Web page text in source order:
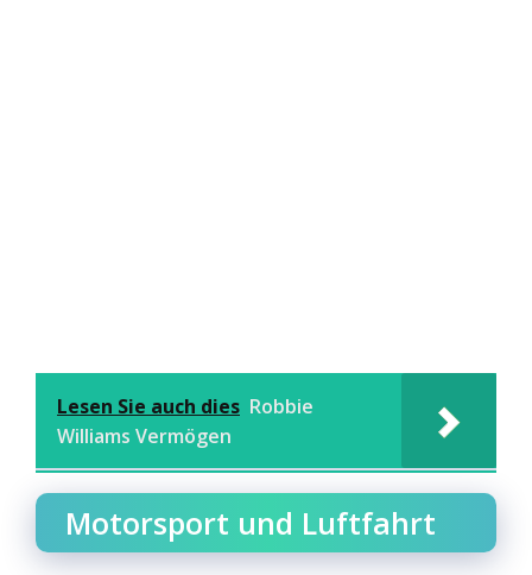
Lesen Sie auch dies Robbie
Williams Vermögen
Motorsport und Luftfahrt